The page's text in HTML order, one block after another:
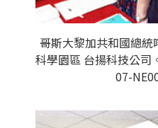
哥斯大黎加共和國總
科學園區 台揚科技公司
07-